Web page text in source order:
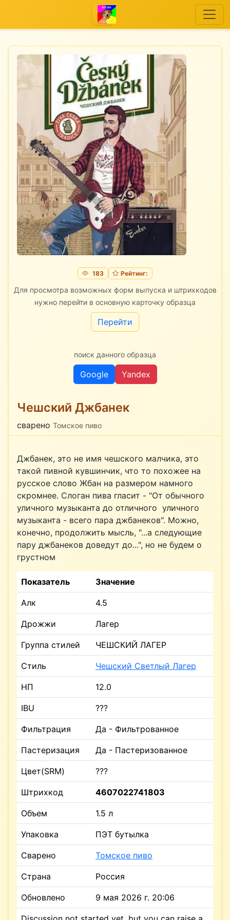
183 Рейтинг:
Для просмотра возможных форм выпуска и штрихкодов
нужно перейти в основную карточку образца
Перейти
поиск данного образца
Google Yandex
Чешский Джбанек
сварено Томское пиво
Джбанек, это не имя чешского малчика, это
такой пивной кувшинчик, что то похожее на
русское слово Жбан на размером намного
скромнее. Слоган пива гласит - "От обычного
уличного музыканта до отличного уличного
музыканта - всего пара джбанеков". Можно,
конечно, продолжить мысль, "...а следующие
пару джбанеков доведут до...", но не будем о
грустном
Показатель Значение
Алк 4.5
Дрожжи Лагер
Группа стилей ЧЕШСКИЙ ЛАГЕР
Стиль Чешский Светлый Лагер
НП 12.0
IBU ???
Фильтрация Да - Фильтрованное
Пастеризация Да - Пастеризованное
Цвет(SRM) ???
Штрихкод 4607022741803
Объем 1.5 л
Упаковка ПЭТ бутылка
Сварено Томское пиво
Страна Россия
Обновлено 9 мая 2026 г. 20:06